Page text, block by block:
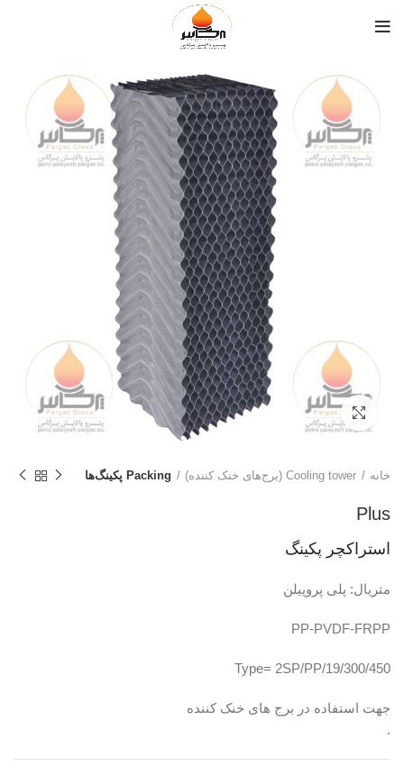
برای بزرگنمایی کلیک کنید
خانه Cooling tower (برج‌های خنک کننده) Packing پکینگ‌ها
Plus
استراکچر پکینگ
متریال: پلی پروپیلن
PP-PVDF-FRPP
Type= 2SP/PP/19/300/450
جهت استفاده در برج های خنک کننده
.